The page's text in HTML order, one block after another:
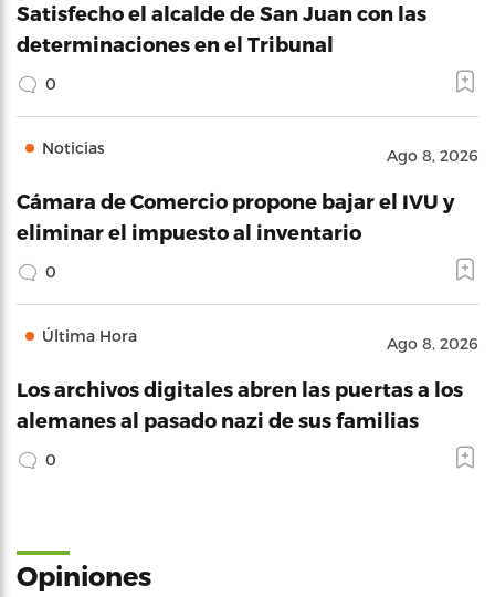
Satisfecho el alcalde de San Juan con las
determinaciones en el Tribunal
0
Noticias Ago 8, 2026
Cámara de Comercio propone bajar el IVU y
eliminar el impuesto al inventario
0
Última Hora Ago 8, 2026
Los archivos digitales abren las puertas a los
alemanes al pasado nazi de sus familias
0
Opiniones